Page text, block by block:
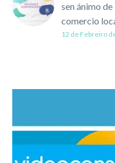
sen ánimo
comercio
12 de Febreiro